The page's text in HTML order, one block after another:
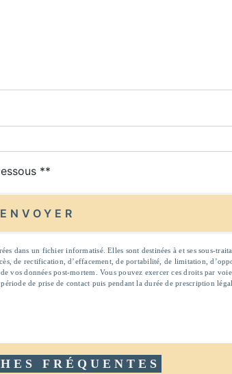
**
ENVOYER
dans un fichier informatisé. Elles sont destinées à et ses sous-
de rectification, d’effacement, de portabilité, de limitation,
vos données post-mortem. Vous pouvez exercer ces droits par
de prise de contact puis pendant la durée de prescription
FRÉQUENTES